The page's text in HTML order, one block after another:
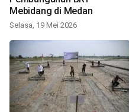
Mebidang di Medan
Selasa, 19 Mei 2026